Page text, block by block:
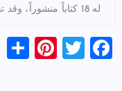
له 18 كتاباً منشوراً، وقد تجاوز عدد مقالاته الصحفية الستة آلاف مقال.
F
T
Pi